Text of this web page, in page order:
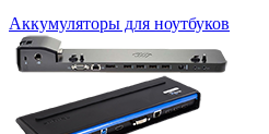
Аккумуляторы для ноутбуков